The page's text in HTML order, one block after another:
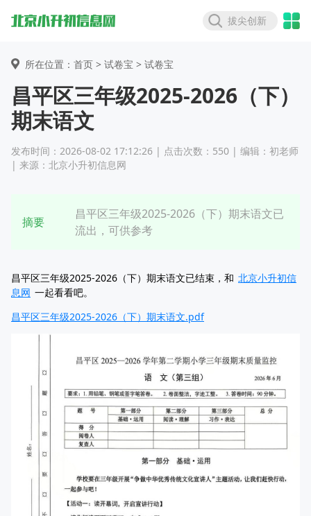
拔尖创新
所在位置：首页 > 试卷宝 > 试卷宝
昌平区三年级2025-2026（下）
期末语文
发布时间：2026-08-02 17:12:26 | 点击次数：550 | 编辑：初老师
| 来源：北京小升初信息网
摘要
昌平区三年级2025-2026（下）期末语文已
流出，可供参考
昌平区三年级2025-2026（下）期末语文已结束，和 北京小升初信
息网 一起看看吧。
昌平区三年级2025-2026（下）期末语文.pdf